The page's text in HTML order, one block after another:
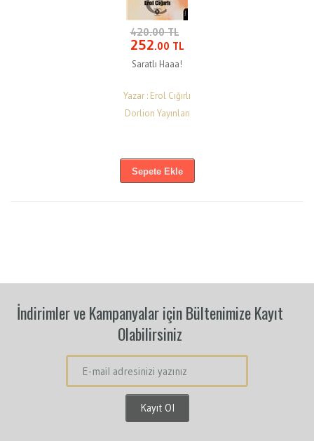
420.00 TL
252.00 TL
Saratlı Haaa!
Yazar : Erol Cığırlı
Dorlion Yayınları
Sepete Ekle
İndirimler ve Kampanyalar için Bültenimize Kayıt
Olabilirsiniz